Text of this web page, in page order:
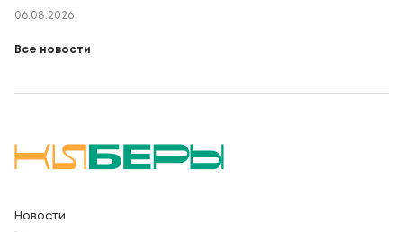
06.08.2026
Все новости
Новости